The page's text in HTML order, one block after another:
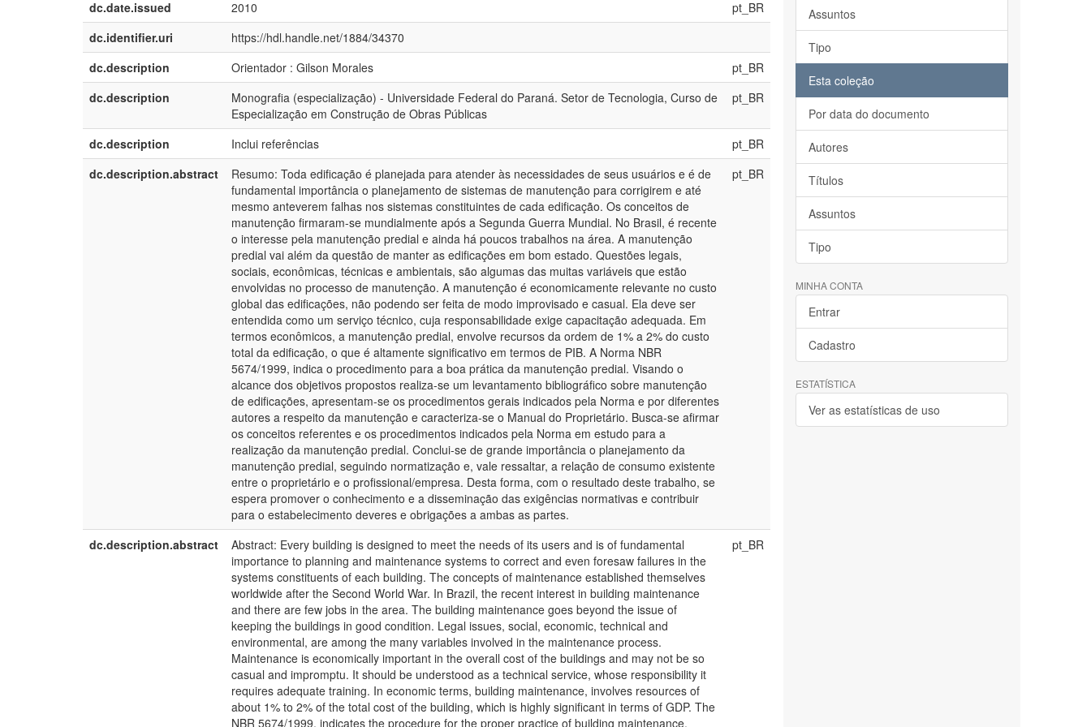
dc.date.issued 2010
pt_BR
dc.identifier.uri
https://hdl.handle.net/1884/34370
dc.description
Orientador : Gilson Morales
pt_BR
dc.description
Monografia (especialização) - Universidade Federal do Paraná. Setor de Tecnologia, Curso de
Especialização em Construção de Obras Públicas
pt_BR
dc.description Inclui referências
pt_BR
dc.description.abstract
Resumo: Toda edificação é planejada para atender às necessidades de seus usuários e é de
fundamental importância o planejamento de sistemas de manutenção para corrigirem e até
mesmo anteverem falhas nos sistemas constituintes de cada edificação. Os conceitos de
manutenção firmaram-se mundialmente após a Segunda Guerra Mundial. No Brasil, é recente
o interesse pela manutenção predial e ainda há poucos trabalhos na área. A manutenção
predial vai além da questão de manter as edificações em bom estado. Questões legais,
sociais, econômicas, técnicas e ambientais, são algumas das muitas variáveis que estão
envolvidas no processo de manutenção. A manutenção é economicamente relevante no custo
global das edificações, não podendo ser feita de modo improvisado e casual. Ela deve ser
entendida como um serviço técnico, cuja responsabilidade exige capacitação adequada. Em
termos econômicos, a manutenção predial, envolve recursos da ordem de 1% a 2% do custo
total da edificação, o que é altamente significativo em termos de PIB. A Norma NBR
5674/1999, indica o procedimento para a boa prática da manutenção predial. Visando o
alcance dos objetivos propostos realiza-se um levantamento bibliográfico sobre manutenção
de edificações, apresentam-se os procedimentos gerais indicados pela Norma e por diferentes
autores a respeito da manutenção e caracteriza-se o Manual do Proprietário. Busca-se afirmar
os conceitos referentes e os procedimentos indicados pela Norma em estudo para a
realização da manutenção predial. Conclui-se de grande importância o planejamento da
manutenção predial, seguindo normatização e, vale ressaltar, a relação de consumo existente
entre o proprietário e o profissional/empresa. Desta forma, com o resultado deste trabalho, se
espera promover o conhecimento e a disseminação das exigências normativas e contribuir
para o estabelecimento deveres e obrigações a ambas as partes.
pt_BR
dc.description.abstract
Abstract: Every building is designed to meet the needs of its users and is of fundamental
importance to planning and maintenance systems to correct and even foresaw failures in the
systems constituents of each building. The concepts of maintenance established themselves
worldwide after the Second World War. In Brazil, the recent interest in building maintenance
and there are few jobs in the area. The building maintenance goes beyond the issue of
keeping the buildings in good condition. Legal issues, social, economic, technical and
environmental, are among the many variables involved in the maintenance process.
Maintenance is economically important in the overall cost of the buildings and may not be so
casual and impromptu. It should be understood as a technical service, whose responsibility it
requires adequate training. In economic terms, building maintenance, involves resources of
about 1% to 2% of the total cost of the building, which is highly significant in terms of GDP. The
NBR 5674/1999, indicates the procedure for the proper practice of building maintenance.
pt_BR
Assuntos
Tipo
Esta coleção
Por data do documento
Autores
Títulos
Assuntos
Tipo
MINHA CONTA
Entrar
Cadastro
ESTATÍSTICA
Ver as estatísticas de uso